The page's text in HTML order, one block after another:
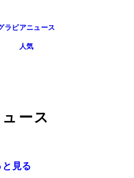
ラビアニュース
人気
ース
見る